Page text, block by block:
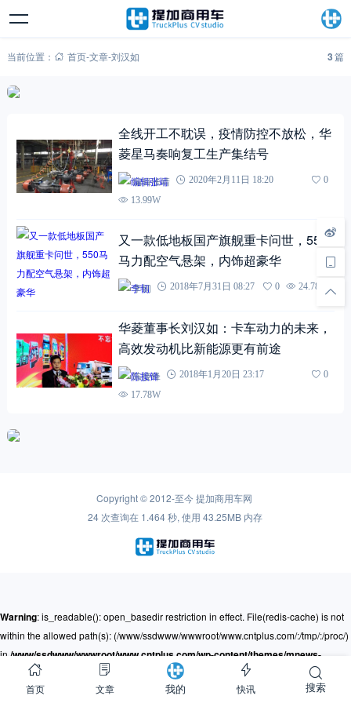
当前位置： 首页-文章-刘汉如 3篇
全线开工不耽误，疫情防控不放松，华
菱星马奏响复工生产集结号
编辑张靖 2020年2月11日 18:20
0
13.99W
又一款低地板国产旗舰重卡问世，550
马力配空气悬架，内饰超豪华
李韧 2018年7月31日 08:27 0 24.78W
华菱董事长刘汉如：卡车动力的未来，
高效发动机比新能源更有前途
陈接锋 2018年1月20日 23:17
0
17.78W
Copyright © 2012-至今提加商用车网
24 次查询在 1.464 秒, 使用 43.25MB 内存
首页 文章 我的 快讯 搜索
Warning: is_readable(): open_basedir restriction in effect. File(redis-cache) is not
within the allowed path(s): (/www/ssdwww/wwwroot/www.cntplus.com/:/tmp/:/proc/)
in /www/ssdwww/wwwroot/www.cntplus.com/wp-content/themes/mnews-
pro/Framework/Helpers/common.function.php
237